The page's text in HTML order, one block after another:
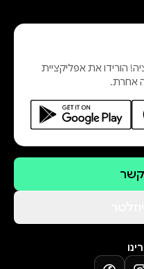
הורידו את אפליקציית
אחרת.
קשר